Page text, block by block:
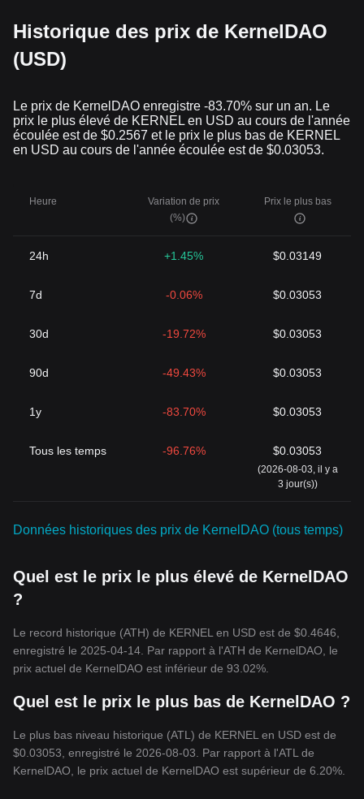
Historique des prix de KernelDAO
(USD)
Le prix de KernelDAO enregistre -83.70% sur un an. Le
prix le plus élevé de KERNEL en USD au cours de l'année
écoulée est de $0.2567 et le prix le plus bas de KERNEL
en USD au cours de l'année écoulée est de $0.03053.
Heure
Variation de prix
(%)
Prix le plus bas
24h +1.45% $0.03149
7d -0.06% $0.03053
30d -19.72% $0.03053
90d -49.43% $0.03053
1y -83.70% $0.03053
Tous les temps -96.76% $0.03053
(2026-08-03, il y a
3 jour(s))
Données historiques des prix de KernelDAO (tous temps)
Quel est le prix le plus élevé de KernelDAO
?
Le record historique (ATH) de KERNEL en USD est de $0.4646,
enregistré le 2025-04-14. Par rapport à l'ATH de KernelDAO, le
prix actuel de KernelDAO est inférieur de 93.02%.
Quel est le prix le plus bas de KernelDAO ?
Le plus bas niveau historique (ATL) de KERNEL en USD est de
$0.03053, enregistré le 2026-08-03. Par rapport à l'ATL de
KernelDAO, le prix actuel de KernelDAO est supérieur de 6.20%.